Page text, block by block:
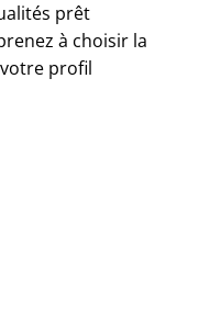
prêt
à choisir la
profil